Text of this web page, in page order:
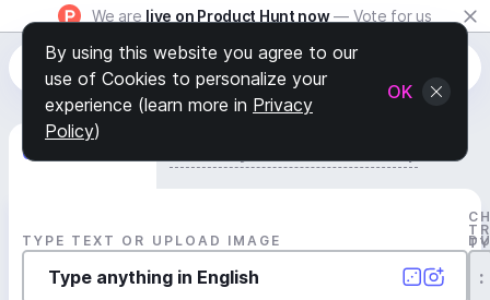
We are live on Product Hunt now — Vote for us
Generate Track
TYPE TEXT OR UPLOAD IMAGE
:
By using this website you agree to our
use of Cookies to personalize your
experience (learn more in Privacy
Policy)
OK